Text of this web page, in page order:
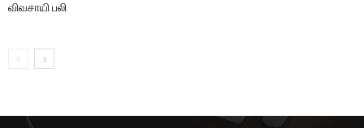
விவசாயி பலி